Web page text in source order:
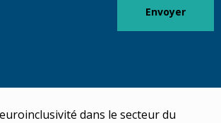
Envoyer
dans le secteur du